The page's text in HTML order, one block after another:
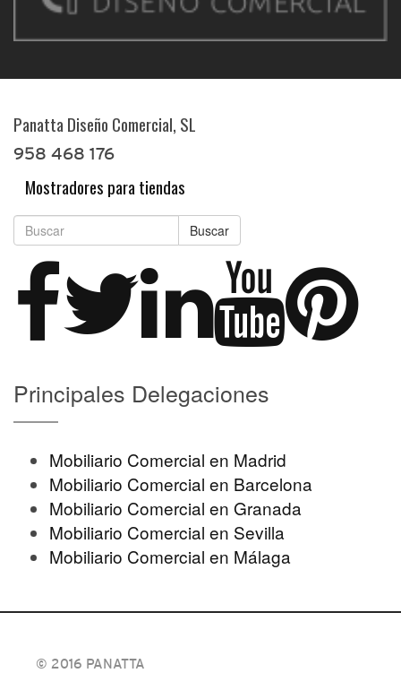
Panatta Diseño Comercial, SL
958 468 176
Mostradores para tiendas
Buscar
Principales Delegaciones
Mobiliario Comercial en Madrid
Mobiliario Comercial en Barcelona
Mobiliario Comercial en Granada
Mobiliario Comercial en Sevilla
Mobiliario Comercial en Málaga
© 2016 PANATTA